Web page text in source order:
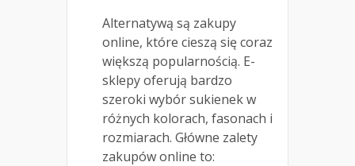
Alternatywą są zakupy
online, które cieszą się coraz
większą popularnością. E-
sklepy oferują bardzo
szeroki wybór sukienek w
różnych kolorach, fasonach i
rozmiarach. Główne zalety
zakupów online to: